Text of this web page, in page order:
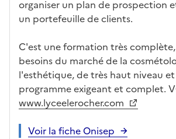
organiser un plan de prospection
un portefeuille de clients.
C'est une formation très
besoins du marché de la
l'esthétique, de très haut niveau et
programme exigeant et complet.
www.lyceelerocher.com
Voir la fiche Onisep